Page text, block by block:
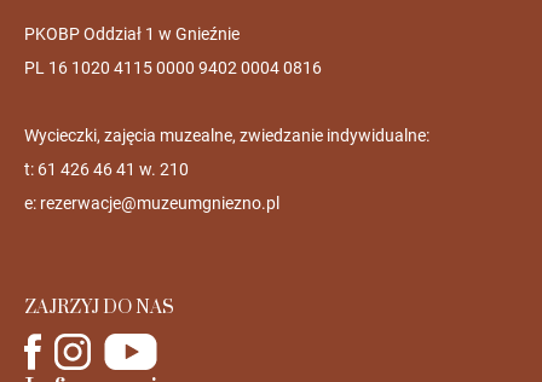
PKOBP Oddział 1 w Gnieźnie
PL 16 1020 4115 0000 9402 0004 0816
Wycieczki, zajęcia muzealne, zwiedzanie indywidualne:
t: 61 426 46 41 w. 210
e: rezerwacje@muzeumgniezno.pl
ZAJRZYJ DO NAS